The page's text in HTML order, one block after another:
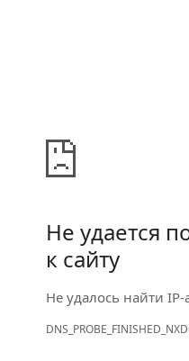
Не удается
к сайту
Не удалось найти IP-